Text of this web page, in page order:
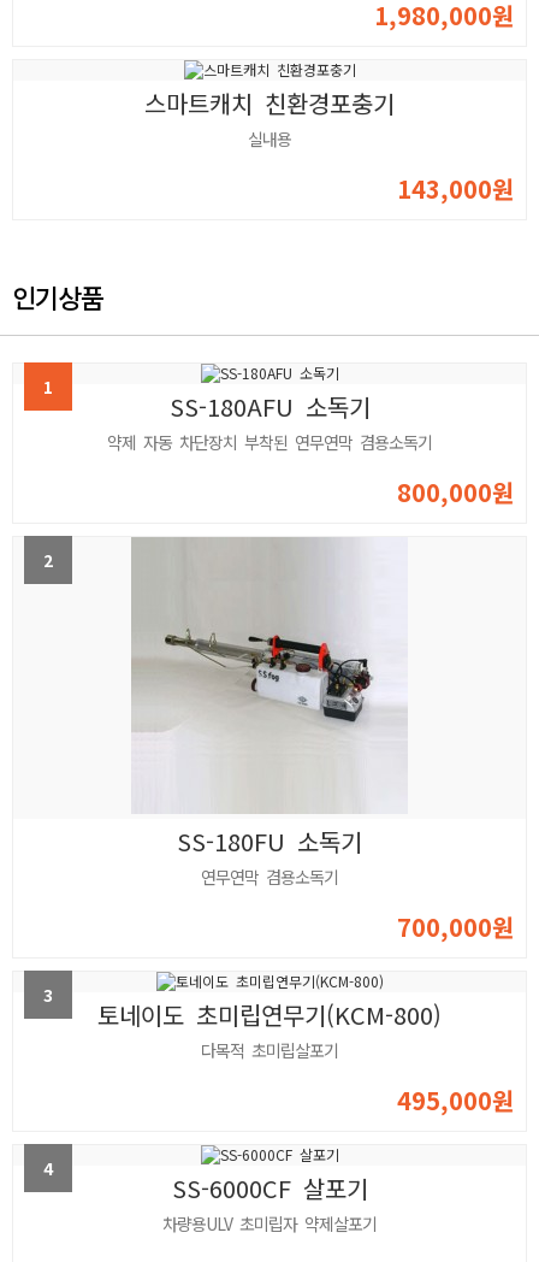
1,980,000원
스마트캐치 친환경포충기
실내용
143,000원
인기상품
1
SS-180AFU 소독기
약제 자동 차단장치 부착된 연무연막 겸용소독기
800,000원
2
SS-180FU 소독기
연무연막 겸용소독기
700,000원
3
토네이도 초미립연무기(KCM-800)
다목적 초미립살포기
495,000원
4
SS-6000CF 살포기
차량용ULV 초미립자 약제살포기